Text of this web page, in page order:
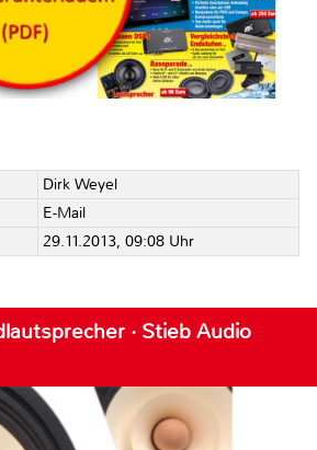
Dirk Weyel
E-Mail
29.11.2013, 09:08 Uhr
· Stieb Audio